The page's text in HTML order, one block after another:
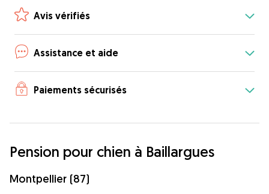
Avis vérifiés
Assistance et aide
Paiements sécurisés
Pension pour chien à Baillargues
Montpellier (87)